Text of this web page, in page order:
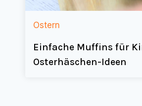
Ostern
Einfache Muffins für
Osterhäschen-Ideen